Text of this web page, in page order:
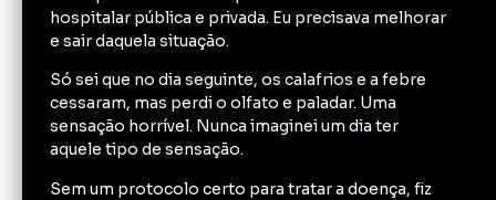
hospitalar pública e privada. Eu precisava melhorar
e sair daquela situação.
Só sei que no dia seguinte, os calafrios e a febre
cessaram, mas perdi o olfato e paladar. Uma
sensação horrível. Nunca imaginei um dia ter
aquele tipo de sensação.
Sem um protocolo certo para tratar a doença, fiz